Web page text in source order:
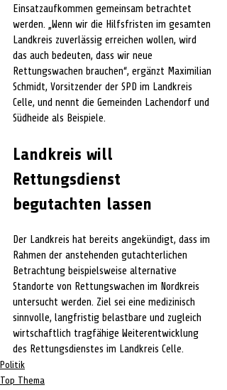
Einsatzaufkommen gemeinsam betrachtet
werden. „Wenn wir die Hilfsfristen im gesamten
Landkreis zuverlässig erreichen wollen, wird
das auch bedeuten, dass wir neue
Rettungswachen brauchen“, ergänzt Maximilian
Schmidt, Vorsitzender der SPD im Landkreis
Celle, und nennt die Gemeinden Lachendorf und
Südheide als Beispiele.
Landkreis will
Rettungsdienst
begutachten lassen
Der Landkreis hat bereits angekündigt, dass im
Rahmen der anstehenden gutachterlichen
Betrachtung beispielsweise alternative
Standorte von Rettungswachen im Nordkreis
untersucht werden. Ziel sei eine medizinisch
sinnvolle, langfristig belastbare und zugleich
wirtschaftlich tragfähige Weiterentwicklung
des Rettungsdienstes im Landkreis Celle.
Politik
Top Thema